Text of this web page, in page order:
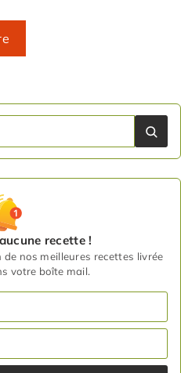
recette !
nos meilleures recettes livrée
votre boîte mail.